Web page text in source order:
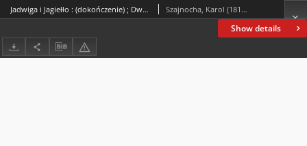
Show details
Jadwiga i Jagiełło : (dokończenie) ; Dwa lata dziejów naszych Szajnocha, Karol (1818-1868)